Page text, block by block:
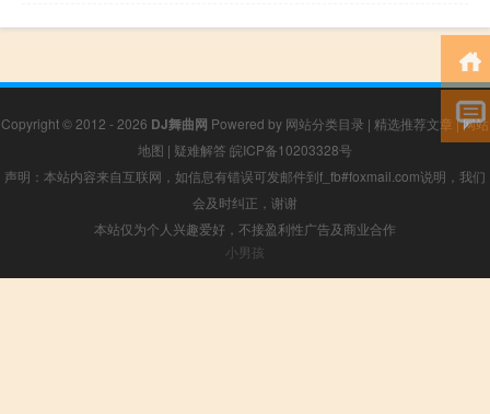
Copyright © 2012 - 2026 DJ舞曲网 Powered by 网站分类目录 | 精选推荐文章 |网站
地图 | 疑难解答 皖ICP备10203328号
声明：本站内容来自互联网，如信息有错误可发邮件到f_fb#foxmail.com说明，我们
会及时纠正，谢谢
本站仅为个人兴趣爱好，不接盈利性广告及商业合作
小男孩